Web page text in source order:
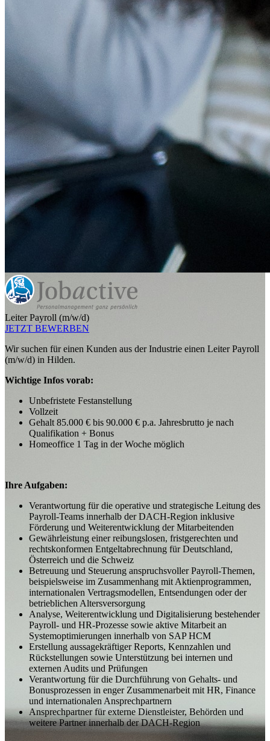
Leiter Payroll (m/w/d)
JETZT BEWERBEN
Wir suchen für einen Kunden aus der Industrie einen Leiter Payroll
(m/w/d) in Hilden.
Wichtige Infos vorab:
Unbefristete Festanstellung
Vollzeit
Gehalt 85.000 € bis 90.000 € p.a. Jahresbrutto je nach
Qualifikation + Bonus
Homeoffice 1 Tag in der Woche möglich
Ihre Aufgaben:
Verantwortung für die operative und strategische Leitung des
Payroll-Teams innerhalb der DACH-Region inklusive
Förderung und Weiterentwicklung der Mitarbeitenden
Gewährleistung einer reibungslosen, fristgerechten und
rechtskonformen Entgeltabrechnung für Deutschland,
Österreich und die Schweiz
Betreuung und Steuerung anspruchsvoller Payroll-Themen,
beispielsweise im Zusammenhang mit Aktienprogrammen,
internationalen Vertragsmodellen, Entsendungen oder der
betrieblichen Altersversorgung
Analyse, Weiterentwicklung und Digitalisierung bestehender
Payroll- und HR-Prozesse sowie aktive Mitarbeit an
Systemoptimierungen innerhalb von SAP HCM
Erstellung aussagekräftiger Reports, Kennzahlen und
Rückstellungen sowie Unterstützung bei internen und
externen Audits und Prüfungen
Verantwortung für die Durchführung von Gehalts- und
Bonusprozessen in enger Zusammenarbeit mit HR, Finance
und internationalen Ansprechpartnern
Ansprechpartner für externe Dienstleister, Behörden und
weitere Partner innerhalb der DACH-Region